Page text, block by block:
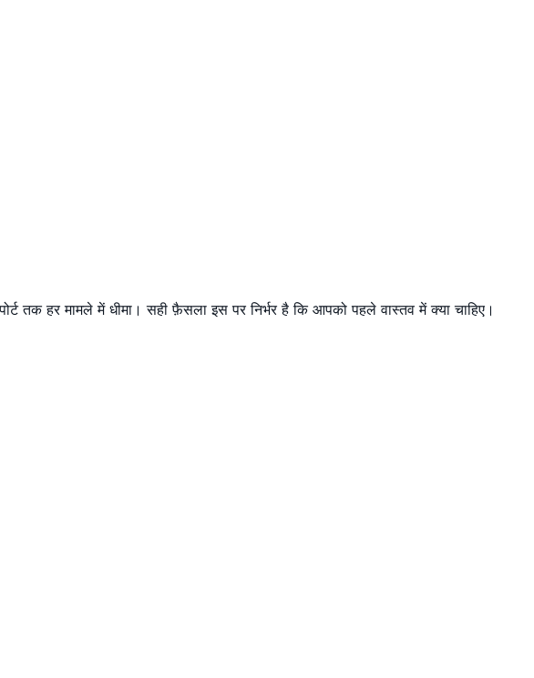
तक हर मामले में धीमा। सही फ़ैसला इस पर निर्भर है कि आपको पहले वास्तव में क्या चाहिए।